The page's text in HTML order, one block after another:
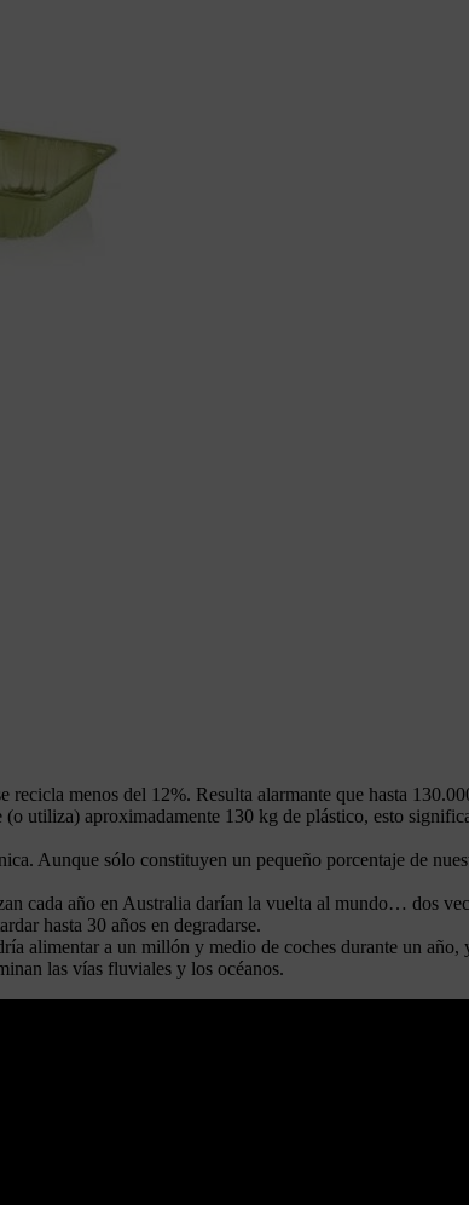
menos del 12%. Resulta alarmante que hasta
utiliza) aproximadamente 130 kg de plástico, esto
Aunque sólo constituyen un pequeño porcentaje de
cada año en Australia darían la vuelta al mundo… dos
hasta 30 años en degradarse.
alimentar a un millón y medio de coches durante un
las vías fluviales y los océanos.